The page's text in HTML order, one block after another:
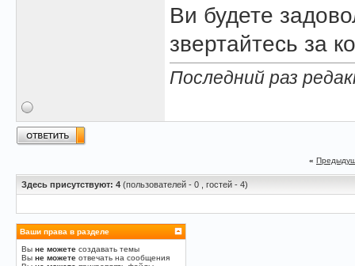
Ви будете
звертайтесь за
Последний раз
«
Здесь присутствуют: 4 (пользователей - 0 , гостей - 4)
Ваши права в разделе
Вы не можете создавать темы
Вы не можете отвечать на сообщения